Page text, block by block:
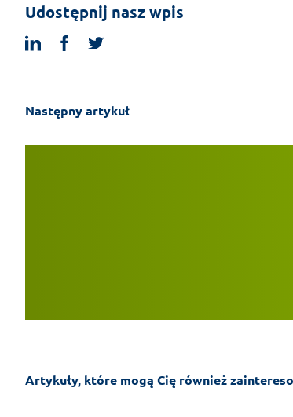
Udostępnij nasz wpis
linkedinfacebook
Następny artykuł
Artykuły, które mogą Cię również